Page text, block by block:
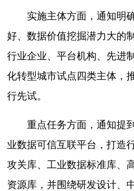
实施主体方面，通知明
好、数据价值挖掘潜力大的
行业企业、平台机构、先进
化转型城市试点四类主体，
行先试。
重点任务方面，通知提
业数据可信互联平台，打造
攻关库、工业数据标准库、
资源库，并围绕研发设计、